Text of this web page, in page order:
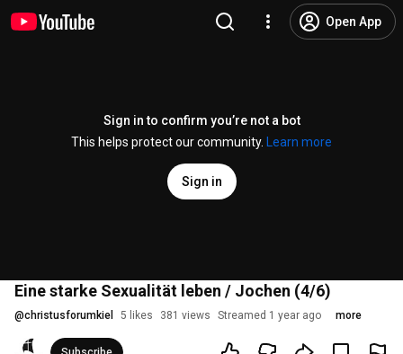
Open App
Sign in to confirm you’re not a bot
This helps protect our community.
Learn more
Sign in
Eine starke Sexualität leben / Jochen (4/6)
@christusforumkiel 5 likes 381 views Streamed 1 year ago more